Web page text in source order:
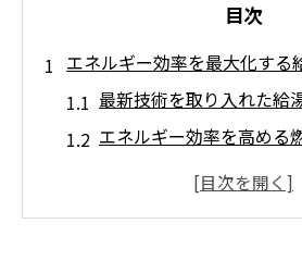
目次
エネルギー効率を最大化する
最新技術を取り入れた給
エネルギー効率を高める
給湯器のサイズと設置場